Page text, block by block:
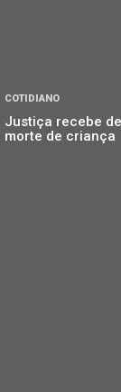
COTIDIANO
Justiça recebe
morte de criança